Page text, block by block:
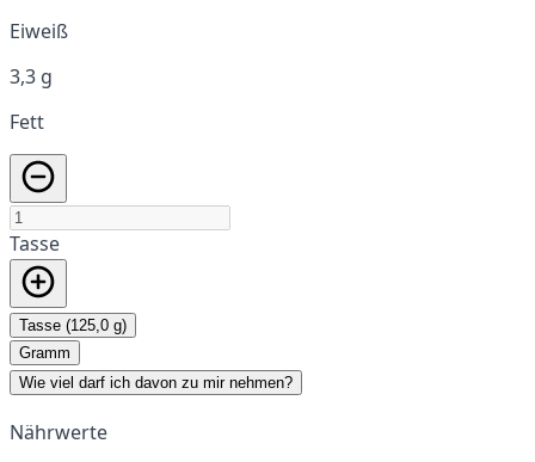
Eiweiß
3,3 g
Fett
Tasse
Tasse (125,0 g)
Gramm
Wie viel darf ich davon zu mir nehmen?
Nährwerte